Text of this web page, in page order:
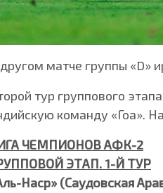
матче группы «D»
тур группового
команду «Гоа».
ЧЕМПИОНОВ АФК-2
ЭТАП. 1-Й ТУР
Наср» (Саудовская